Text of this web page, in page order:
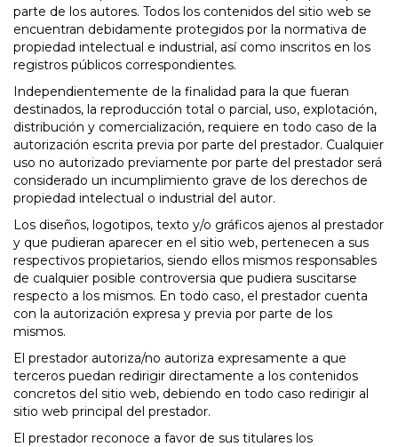
parte de los autores. Todos los contenidos del sitio web se
encuentran debidamente protegidos por la normativa de
propiedad intelectual e industrial, así como inscritos en los
registros públicos correspondientes.
Independientemente de la finalidad para la que fueran
destinados, la reproducción total o parcial, uso, explotación,
distribución y comercialización, requiere en todo caso de la
autorización escrita previa por parte del prestador. Cualquier
uso no autorizado previamente por parte del prestador será
considerado un incumplimiento grave de los derechos de
propiedad intelectual o industrial del autor.
Los diseños, logotipos, texto y/o gráficos ajenos al prestador
y que pudieran aparecer en el sitio web, pertenecen a sus
respectivos propietarios, siendo ellos mismos responsables
de cualquier posible controversia que pudiera suscitarse
respecto a los mismos. En todo caso, el prestador cuenta
con la autorización expresa y previa por parte de los
mismos.
El prestador autoriza/no autoriza expresamente a que
terceros puedan redirigir directamente a los contenidos
concretos del sitio web, debiendo en todo caso redirigir al
sitio web principal del prestador.
El prestador reconoce a favor de sus titulares los